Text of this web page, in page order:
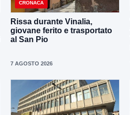
CRONACA
Rissa durante Vinalia,
giovane ferito e trasportato
al San Pio
7 AGOSTO 2026